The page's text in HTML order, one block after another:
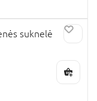
suknelė